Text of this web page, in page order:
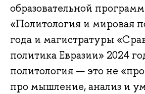
образовательной
«Политология и мировая
года и магистратуры
политика Евразии» 2024
политология — это не
про мышление, анализ и